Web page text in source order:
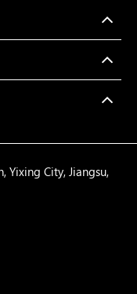
Yixing City, Jiangsu,